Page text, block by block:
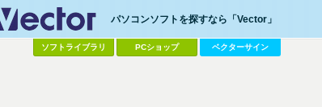
パソコンソフトを探すなら「Vector」
ソフトライブラリ PCショップ ベクターサイン